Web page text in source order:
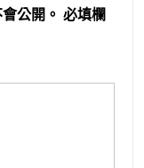
公開。 必填欄